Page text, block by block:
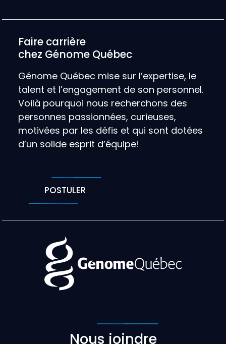
Faire carrière
chez Génome Québec
Génome Québec mise sur l’expertise, le
talent et l’engagement de son personnel.
Voilà pourquoi nous recherchons des
personnes passionnées, curieuses,
motivées par les défis et qui sont dotées
d’un solide esprit d’équipe!
POSTULER
Nous joindre